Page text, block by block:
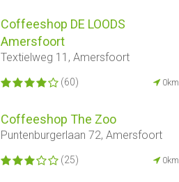
Coffeeshop DE LOODS
Amersfoort
Textielweg 11, Amersfoort
(60) 0km
Coffeeshop The Zoo
Puntenburgerlaan 72, Amersfoort
(25) 0km